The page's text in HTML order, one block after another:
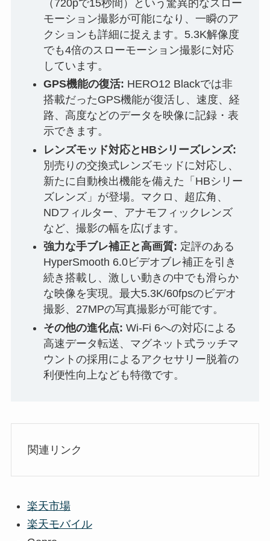
（720pで15秒間）という驚異的なスロー
モーション撮影が可能になり、一瞬のア
クションも詳細に捉えます。5.3K解像度
でも4倍のスローモーション撮影に対応
しています。
GPS機能の復活: HERO12 Blackでは非
搭載だったGPS機能が復活し、速度、経
路、高度などのデータを映像に記録・表
示できます。
レンズモッド対応とHBシリーズレンズ:
別売りの交換式レンズモッドに対応し、
新たに自動検出機能を備えた「HBシリー
ズレンズ」が登場。マクロ、超広角、
NDフィルター、アナモフィックレンズ
など、撮影の幅を広げます。
強力な手ブレ補正と高画質: 定評のある
HyperSmooth 6.0ビデオブレ補正を引き
続き搭載し、激しい動きの中でも滑らか
な映像を実現。最大5.3K/60fpsのビデオ
撮影、27MPの写真撮影が可能です。
その他の進化点: Wi-Fi 6への対応による
高速データ転送、マグネット式ラッチマ
ウントの採用によるアクセサリー脱着の
利便性向上なども特徴です。
関連リンク
楽天市場
楽天モバイル